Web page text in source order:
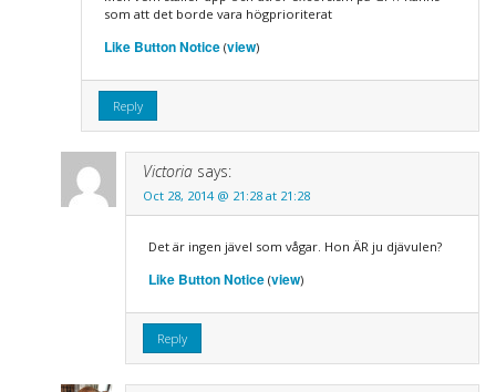
som att det borde vara högprioriterat
Like Button Notice(view)
Reply
Victoria says:
Oct 28, 2014 @ 21:28 at 21:28
Det är ingen jävel som vågar. Hon ÄR ju djävulen?
Like Button Notice(view)
Reply